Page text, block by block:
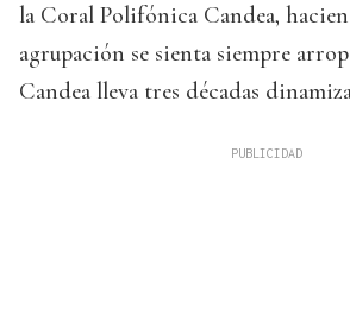
la Coral Polifónica Candea,
agrupación se sienta siempre
Candea lleva tres décadas